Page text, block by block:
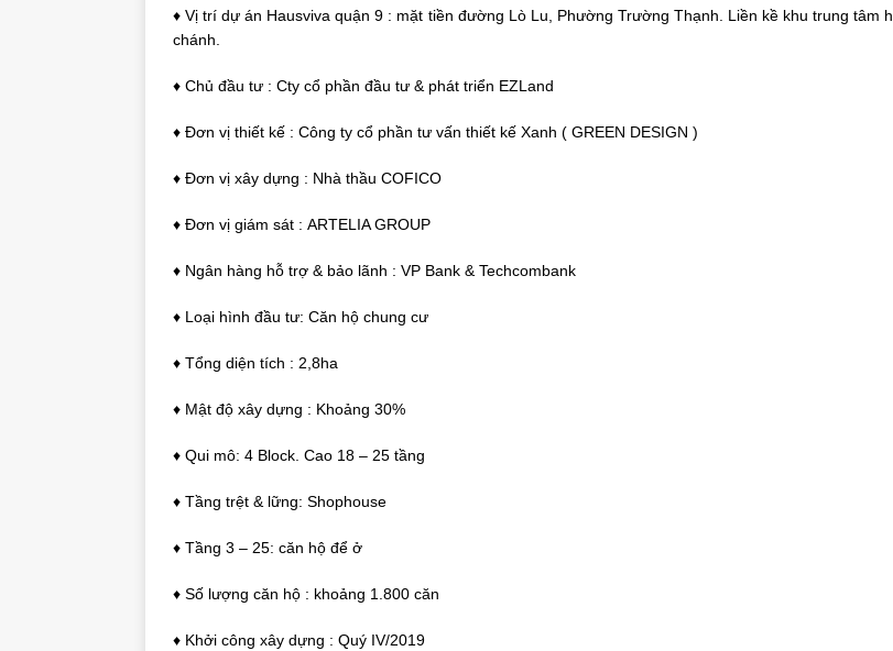
♦ Vị trí dự án Hausviva quận 9 : mặt tiền đường Lò Lu, Phường Trường Thạnh. Liền kề khu trung tâm
chánh.
♦ Chủ đầu tư : Cty cổ phần đầu tư & phát triển EZLand
♦ Đơn vị thiết kế : Công ty cổ phần tư vấn thiết kế Xanh ( GREEN DESIGN )
♦ Đơn vị xây dựng : Nhà thầu COFICO
♦ Đơn vị giám sát : ARTELIA GROUP
♦ Ngân hàng hỗ trợ & bảo lãnh : VP Bank & Techcombank
♦ Loại hình đầu tư: Căn hộ chung cư
♦ Tổng diện tích : 2,8ha
♦ Mật độ xây dựng : Khoảng 30%
♦ Qui mô: 4 Block. Cao 18 – 25 tầng
♦ Tầng trệt & lững: Shophouse
♦ Tầng 3 – 25: căn hộ để ở
♦ Số lượng căn hộ : khoảng 1.800 căn
♦ Khởi công xây dựng : Quý IV/2019